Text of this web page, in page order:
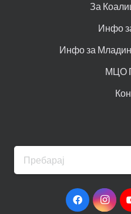
За
Инфо
Инфо за
МЦО